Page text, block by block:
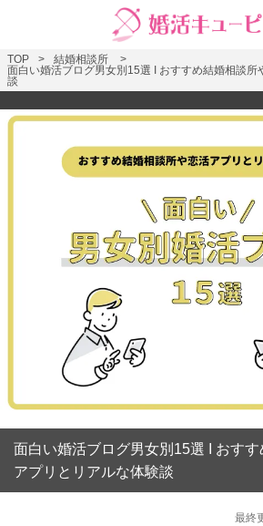
TOP
結婚相談所
面白い婚活ブログ男女別15選 I おすすめ結婚相談所
談
面白い婚活ブログ男女別15選 I おす
アプリとリアルな体験談
最終